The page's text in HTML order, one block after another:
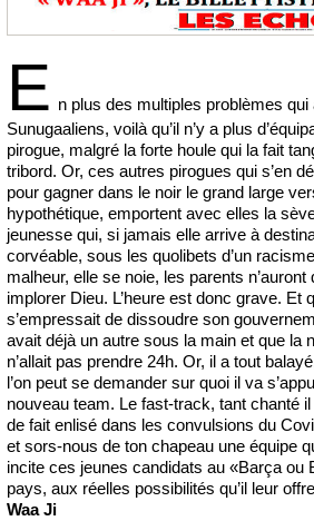
E n plus des multiples problèmes qui
Sunugaaliens, voilà qu’il n’y a plus
pirogue, malgré la forte houle qui la fait
tribord. Or, ces autres pirogues qui s’en
pour gagner dans le noir le grand large
hypothétique, emportent avec elles la
jeunesse qui, si jamais elle arrive à
corvéable, sous les quolibets d’un
malheur, elle se noie, les parents
implorer Dieu. L’heure est donc grave. Et
s’empressait de dissoudre son
avait déjà un autre sous la main et que la
n’allait pas prendre 24h. Or, il a tout
l’on peut se demander sur quoi il va
nouveau team. Le fast-track, tant chanté
de fait enlisé dans les convulsions du
et sors-nous de ton chapeau une équipe
incite ces jeunes candidats au «Barça ou
pays, aux réelles possibilités qu’il leur
Waa Ji